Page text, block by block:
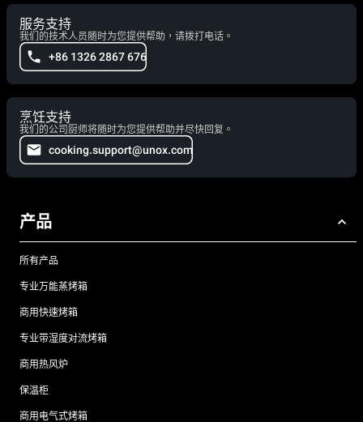
服务支持
我们的技术人员随时为您提供帮助，请拨打电话。
+86 1326 2867 676
烹饪支持
我们的公司厨师将随时为您提供帮助并尽快回复。
cooking.support@unox.com
产品
所有产品
专业万能蒸烤箱
商用快速烤箱
专业带湿度对流烤箱
商用热风炉
保温柜
商用电气式烤箱